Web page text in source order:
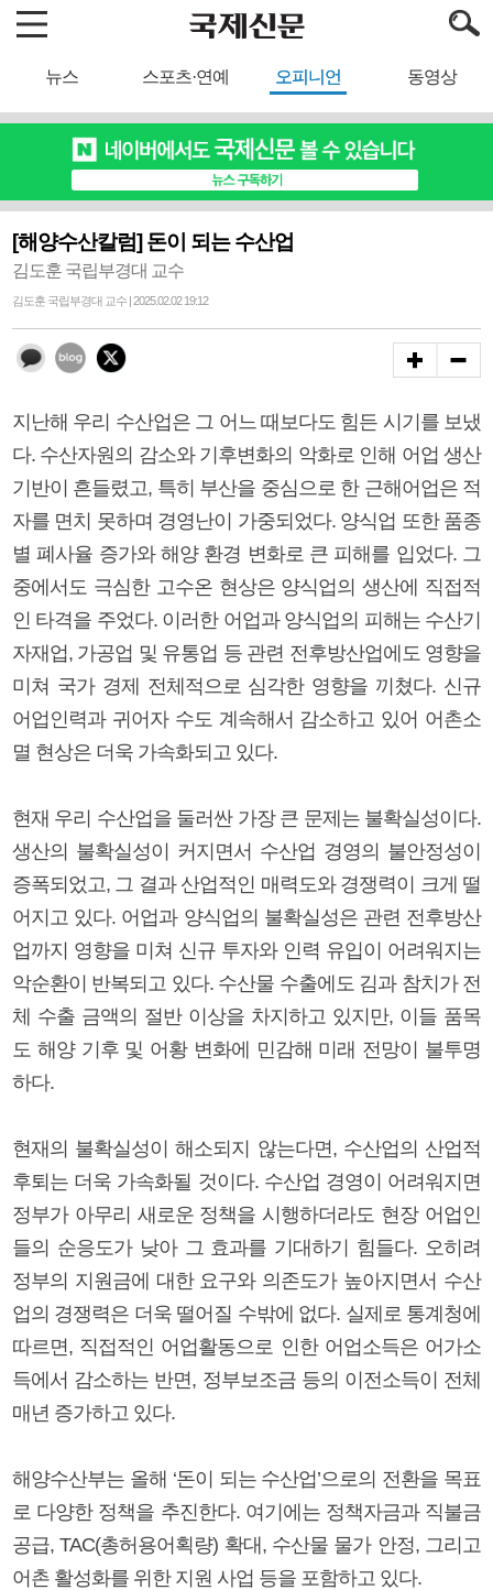
뉴스 스포츠·연예 오피니언 동영상
[해양수산칼럼] 돈이 되는 수산업
김도훈 국립부경대 교수
김도훈 국립부경대 교수 | 2025.02.02 19:12
지난해 우리 수산업은 그 어느 때보다도 힘든 시기를 보냈
다. 수산자원의 감소와 기후변화의 악화로 인해 어업 생산
기반이 흔들렸고, 특히 부산을 중심으로 한 근해어업은 적
자를 면치 못하며 경영난이 가중되었다. 양식업 또한 품종
별 폐사율 증가와 해양 환경 변화로 큰 피해를 입었다. 그
중에서도 극심한 고수온 현상은 양식업의 생산에 직접적
인 타격을 주었다. 이러한 어업과 양식업의 피해는 수산기
자재업, 가공업 및 유통업 등 관련 전후방산업에도 영향을
미쳐 국가 경제 전체적으로 심각한 영향을 끼쳤다. 신규
어업인력과 귀어자 수도 계속해서 감소하고 있어 어촌소
멸 현상은 더욱 가속화되고 있다.
현재 우리 수산업을 둘러싼 가장 큰 문제는 불확실성이다.
생산의 불확실성이 커지면서 수산업 경영의 불안정성이
증폭되었고, 그 결과 산업적인 매력도와 경쟁력이 크게 떨
어지고 있다. 어업과 양식업의 불확실성은 관련 전후방산
업까지 영향을 미쳐 신규 투자와 인력 유입이 어려워지는
악순환이 반복되고 있다. 수산물 수출에도 김과 참치가 전
체 수출 금액의 절반 이상을 차지하고 있지만, 이들 품목
도 해양 기후 및 어황 변화에 민감해 미래 전망이 불투명
하다.
현재의 불확실성이 해소되지 않는다면, 수산업의 산업적
후퇴는 더욱 가속화될 것이다. 수산업 경영이 어려워지면
정부가 아무리 새로운 정책을 시행하더라도 현장 어업인
들의 순응도가 낮아 그 효과를 기대하기 힘들다. 오히려
정부의 지원금에 대한 요구와 의존도가 높아지면서 수산
업의 경쟁력은 더욱 떨어질 수밖에 없다. 실제로 통계청에
따르면, 직접적인 어업활동으로 인한 어업소득은 어가소
득에서 감소하는 반면, 정부보조금 등의 이전소득이 전체
매년 증가하고 있다.
해양수산부는 올해 ‘돈이 되는 수산업’으로의 전환을 목표
로 다양한 정책을 추진한다. 여기에는 정책자금과 직불금
공급, TAC(총허용어획량) 확대, 수산물 물가 안정, 그리고
어촌 활성화를 위한 지원 사업 등을 포함하고 있다.